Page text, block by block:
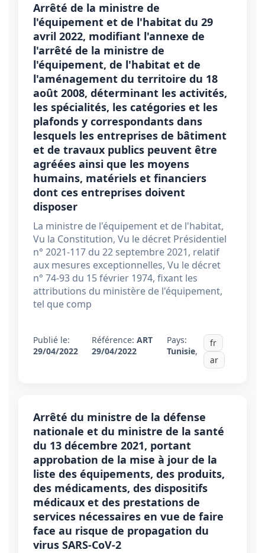
Arrêté de la ministre de
l'équipement et de l'habitat du 29
avril 2022, modifiant l'annexe de
l'arrêté de la ministre de
l'équipement, de l'habitat et de
l'aménagement du territoire du 18
août 2008, déterminant les activités,
les spécialités, les catégories et les
plafonds y correspondants dans
lesquels les entreprises de bâtiment
et de travaux publics peuvent être
agréées ainsi que les moyens
humains, matériels et financiers
dont ces entreprises doivent
disposer
La ministre de l'équipement et de l'habitat,
Vu la Constitution, Vu le décret Présidentiel
n° 2021-117 du 22 septembre 2021, relatif
aux mesures exceptionnelles, Vu le décret
n° 74-93 du 15 février 1974, fixant les
attributions du ministère de l'équipement,
tel que comp
Publié le:
29/04/2022
Référence: ART
29/04/2022
Pays:
Tunisie,
fr
ar
Arrêté du ministre de la défense
nationale et du ministre de la santé
du 13 décembre 2021, portant
approbation de la mise à jour de la
liste des équipements, des produits,
des médicaments, des dispositifs
médicaux et des prestations de
services nécessaires en vue de faire
face au risque de propagation du
virus SARS-CoV-2